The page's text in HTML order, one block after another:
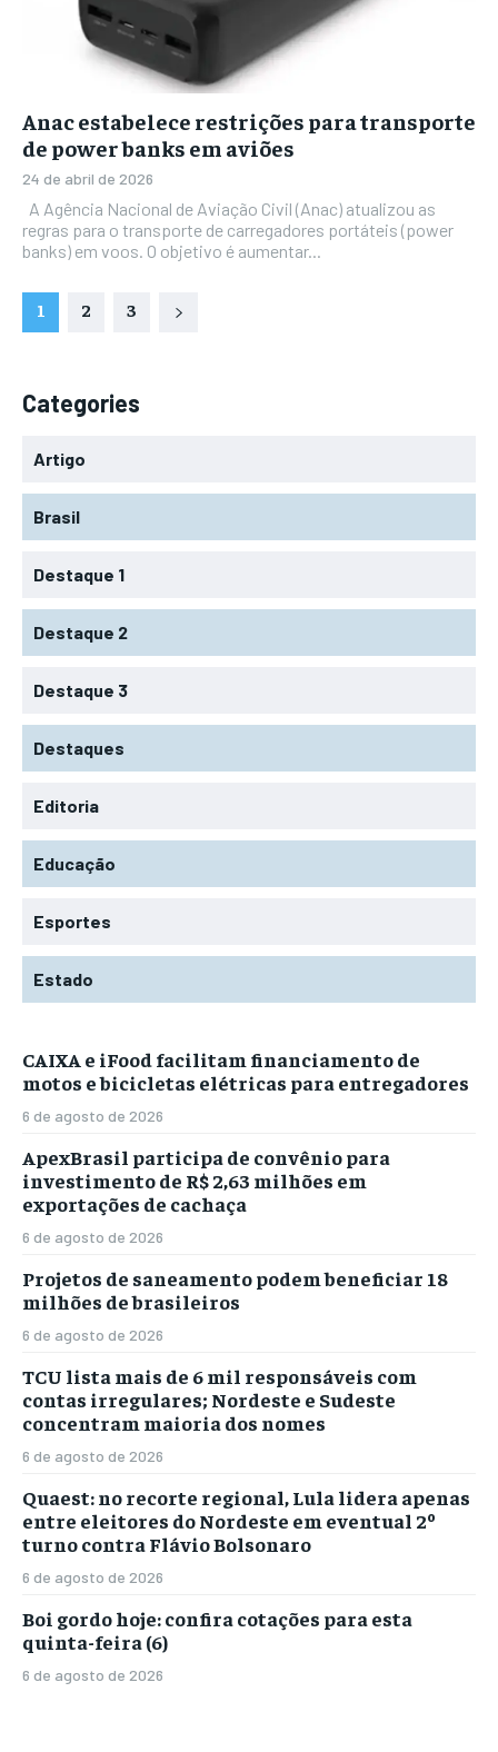
Anac estabelece restrições para transporte
de power banks em aviões
24 de abril de 2026
regras para o transporte de carregadores portáteis (power
banks) em voos. O objetivo é aumentar...
1 2 3
Categories
Artigo
Brasil
Destaque 1
Destaque 2
Destaque 3
Destaques
Editoria
Educação
Esportes
Estado
CAIXA e iFood facilitam financiamento de
motos e bicicletas elétricas para entregadores
6 de agosto de 2026
ApexBrasil participa de convênio para
investimento de R$ 2,63 milhões em
exportações de cachaça
6 de agosto de 2026
Projetos de saneamento podem beneficiar 18
milhões de brasileiros
6 de agosto de 2026
TCU lista mais de 6 mil responsáveis com
contas irregulares; Nordeste e Sudeste
concentram maioria dos nomes
6 de agosto de 2026
Quaest: no recorte regional, Lula lidera apenas
entre eleitores do Nordeste em eventual 2º
turno contra Flávio Bolsonaro
6 de agosto de 2026
Boi gordo hoje: confira cotações para esta
quinta-feira (6)
6 de agosto de 2026